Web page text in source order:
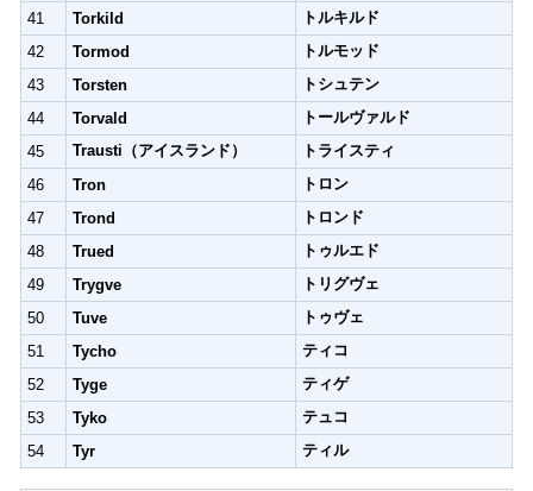
41
Torkild
トルキルド
42
Tormod
トルモッド
43
Torsten
トシュテン
44
Torvald
トールヴァルド
45
Trausti（アイスランド）
トライスティ
46
Tron
トロン
47
Trond
トロンド
48
Trued
トゥルエド
49
Trygve
トリグヴェ
50
Tuve
トゥヴェ
51
Tycho
ティコ
52
Tyge
ティゲ
53
Tyko
テュコ
54
Tyr ティル